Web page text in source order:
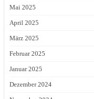
Mai 2025
April 2025
März 2025
Februar 2025
Januar 2025
Dezember 2024